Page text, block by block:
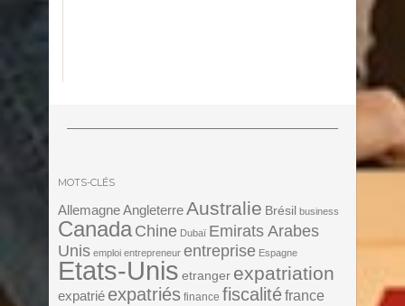
MOTS-CLÉS
Allemagne AngleterreAustralie Brésil business
Canada Chine Dubaï Emirats Arabes
Unis emploi entrepreneur entreprise Espagne
Etats-Unis etranger expatriation
expatrié expatriés finance fiscalitéfrance